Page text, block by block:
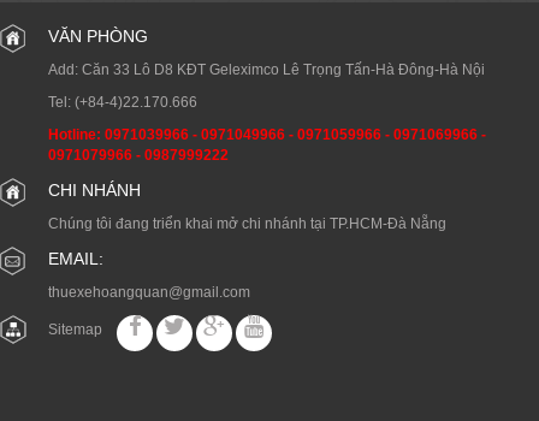
VĂN PHÒNG
Add: Căn 33 Lô D8 KĐT Geleximco Lê Trọng Tấn-Hà Đông-Hà Nội
Tel: (+84-4)22.170.666
Hotline: 0971039966 - 0971049966 - 0971059966 - 0971069966 -
0971079966 - 0987999222
CHI NHÁNH
Chúng tôi đang triển khai mở chi nhánh tại TP.HCM-Đà Nẵng
EMAIL:
thuexehoangquan@gmail.com
Sitemap